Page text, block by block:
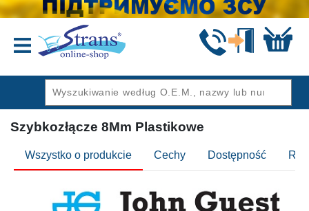
Szybkozłącze 8Mm Plastikowe
Wszystko o produkcie Cechy Dostępność